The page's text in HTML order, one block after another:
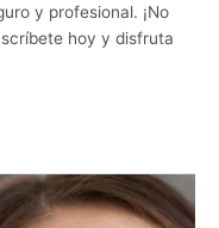
y profesional. ¡No
hoy y disfruta